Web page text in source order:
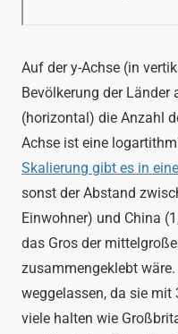
Auf der y-Achse (in
Bevölkerung der
(horizontal) die Anzahl
Achse ist eine
Skalierung gibt es in
sonst der Abstand
Einwohner) und China
das Gros der
zusammengeklebt
weggelassen, da sie
viele halten wie